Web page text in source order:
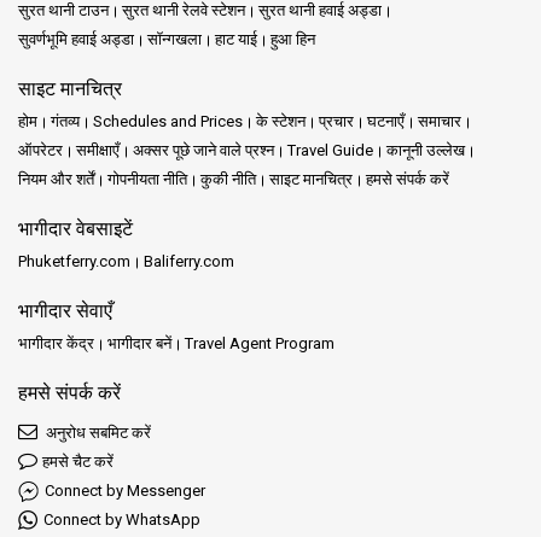
तो, अगर आप प्रकृति से प्यार करने वाले व्यक्ति हैं और थाईलैंड की अपनी यात्रा पर
आपको थाईलैंड का एक ऐसा पक्ष दिखाएंगे जो बहुत से लोग नहीं देख पाते हैं।
कोह जुम रिज़ॉर्ट, कोह जुम द्वीप पर अन्य शानदार जगहों के साथ, आराम और रोमांच का
एक बेजोड़ मिश्रण प्रदान करता है। कोह जुम के समुद्र तट, आस-पास के द्वीपों के
आकर्षण के साथ मिलकर एक ऐसी यात्रा बनाते हैं जो शांति और उत्साह दोनों का वादा
करती है। इसलिए, अगर आपको द्वीपों की याद आती है, तो कोह जुम और उसके आस-
मिश्रण के साथ, यह थाईलैंड के द्वीपों की इतनी मांग का एक सूक्ष्म रूप है।
सुरत थानी टाउन
सुरत थानी रेलवे स्टेशन
सुरत थानी हवाई अड्डा
सुवर्णभूमि हवाई अड्डा
सॉन्गखला हाट याई हुआ हिन
साइट मानचित्र
होम गंतव्य Schedules and Prices के स्टेशन प्रचार घटनाएँ
समाचार
ऑपरेटर
समीक्षाएँ अक्सर पूछे जाने वाले प्रश्न Travel Guide
कानूनी उल्लेख
नियम और शर्तें
गोपनीयता नीति कुकी नीति साइट मानचित्र हमसे संपर्क करें
भागीदार वेबसाइटें
Phuketferry.com Baliferry.com
भागीदार सेवाएँ
भागीदार केंद्र भागीदार बनें Travel Agent Program
हमसे संपर्क करें
अनुरोध सबमिट करें
हमसे चैट करें
Connect by Messenger
Connect by WhatsApp